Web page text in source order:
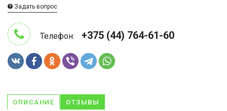
Задать вопрос
Телефон: +375 (44) 764-61-60
ОПИСАНИЕ ОТЗЫВЫ